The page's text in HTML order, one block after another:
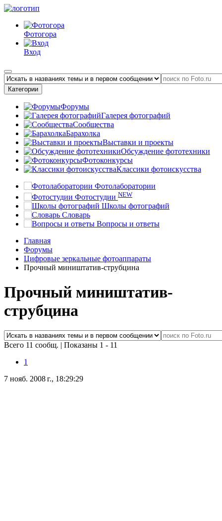
Фотогора
Вход
Категории
Форумы
Галерея фотографий
Сообщества
Барахолка
Выставки и проекты
Обсуждение фототехники
Фотоконкурсы
Классики фотоискусства
Фотолаборатории
Фотостудии NEW
Школы фотографий
Словарь
Вопросы и ответы
Главная
Форумы
Цифровые зеркальные фотоаппараты
Прочный миништатив-струбцина
Прочный миништатив-
струбцина
Всего 11 сообщ. | Показаны 1 - 11
1
7 нояб. 2008 г., 18:29:29